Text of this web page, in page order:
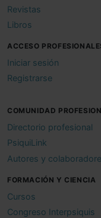
Revistas
Libros
ACCESO
Iniciar sesión
Registrarse
COMUNIDAD
Directorio profesional
PsiquiLink
Autores y
FORMACIÓN Y CIENCIA
Cursos
Congreso Interpsiquis